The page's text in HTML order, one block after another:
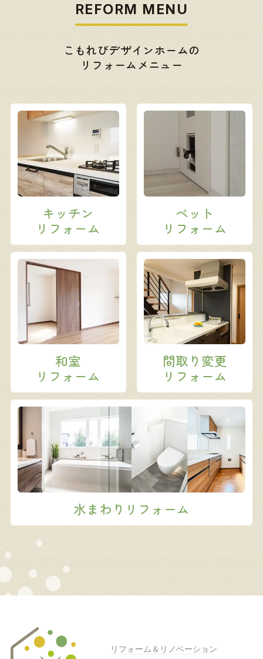
REFORM MENU
こもれびデザインホームの
リフォームメニュー
キッチン
リフォーム
ペット
リフォーム
和室
リフォーム
間取り変更
リフォーム
水まわりリフォーム